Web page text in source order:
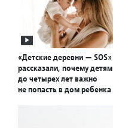
«Детские деревни — SOS»
рассказали, почему детям
до четырех лет важно
не попасть в дом ребенка